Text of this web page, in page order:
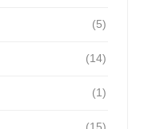
(5)
(14)
(1)
(15)